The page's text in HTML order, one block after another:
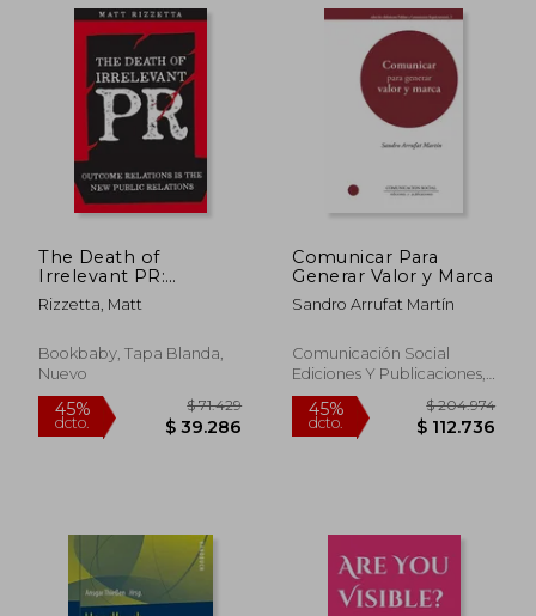
45%
$ 285.407
45%
The Death of
Irrelevant PR:
Outcome Relations Is
the New Public
(en Inglés)
Rizzetta, Matt
Bookbaby, Tapa Blanda,
Nuevo
Comunicar Para
Generar Valor y Marca
Sandro Arrufat Martín
Comunicación Social
Ediciones Y Publicaciones,
2021, 1 Edición, Tapa
Blanda, Nuevo